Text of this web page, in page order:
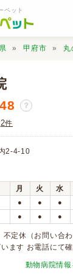
ペット
甲府市 丸
？
2件
2-4-10
月 火 水
● ● ●
● ● ●
休（お問い合わ
ます お電話にて
動物病院情報